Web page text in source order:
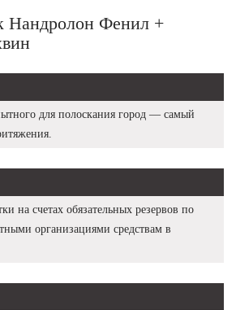
Нандролон Фенил +
для полоскания город — самый
на счетах обязательных резервов по
организациями средствам в